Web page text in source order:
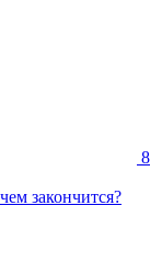
8
закончится?